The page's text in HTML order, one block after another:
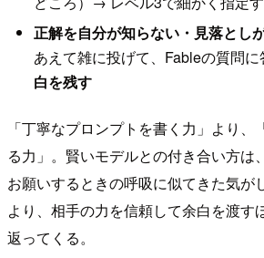
正解を自分が知らない・見落とし
あえて雑に投げて、Fableの質問に
白を残す
「丁寧なプロンプトを書く力」より
る力」。賢いモデルとの付き合い方は
お願いするときの呼吸に似てきた気が
より、相手の力を信頼して余白を渡す
返ってくる。